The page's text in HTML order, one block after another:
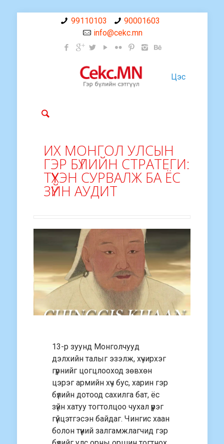
99110103
90001603
info@cekc.mn
Цэс
ИХ МОНГОЛ УЛСЫН
ГЭР БҮЛИЙН СТРАТЕГИ:
ТҮҮХЭН СУРВАЛЖ БА ЁС
ЗҮЙН АУДИТ
13-р зуунд Монголчууд
дэлхийн талыг эзэлж, хүчирхэг
гүрнийг цогцлооход зөвхөн
цэрэг армийн хүч бус, харин гэр
бүлийн дотоод сахилга бат, ёс
зүйн хатуу тогтолцоо чухал үүрэг
гүйцэтгэсэн байдаг. Чингис хаан
болон түүний залгамжлагчид гэр